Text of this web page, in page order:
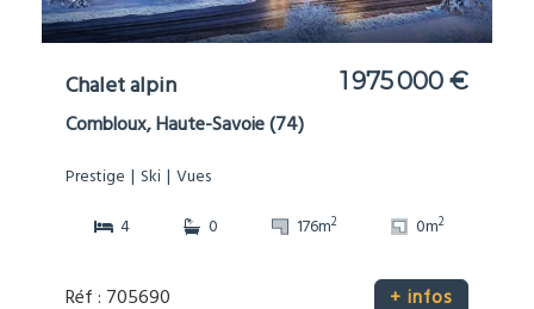
Chalet alpin 1 975 000 €
Combloux, Haute-Savoie (74)
Prestige Ski Vues
4
0 176m2 0m2
Réf : 705690 + infos